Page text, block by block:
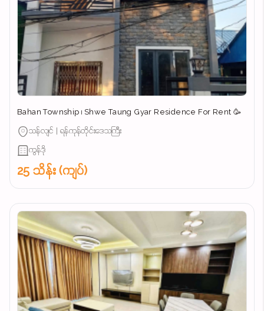
Bahan Township ၊ Shwe Taung Gyar Residence For Rent 🥳
သန်လျင် | ရန်ကုန်တိုင်းဒေသကြီး
ကွန်ဒို
25 သိန်း (ကျပ်)